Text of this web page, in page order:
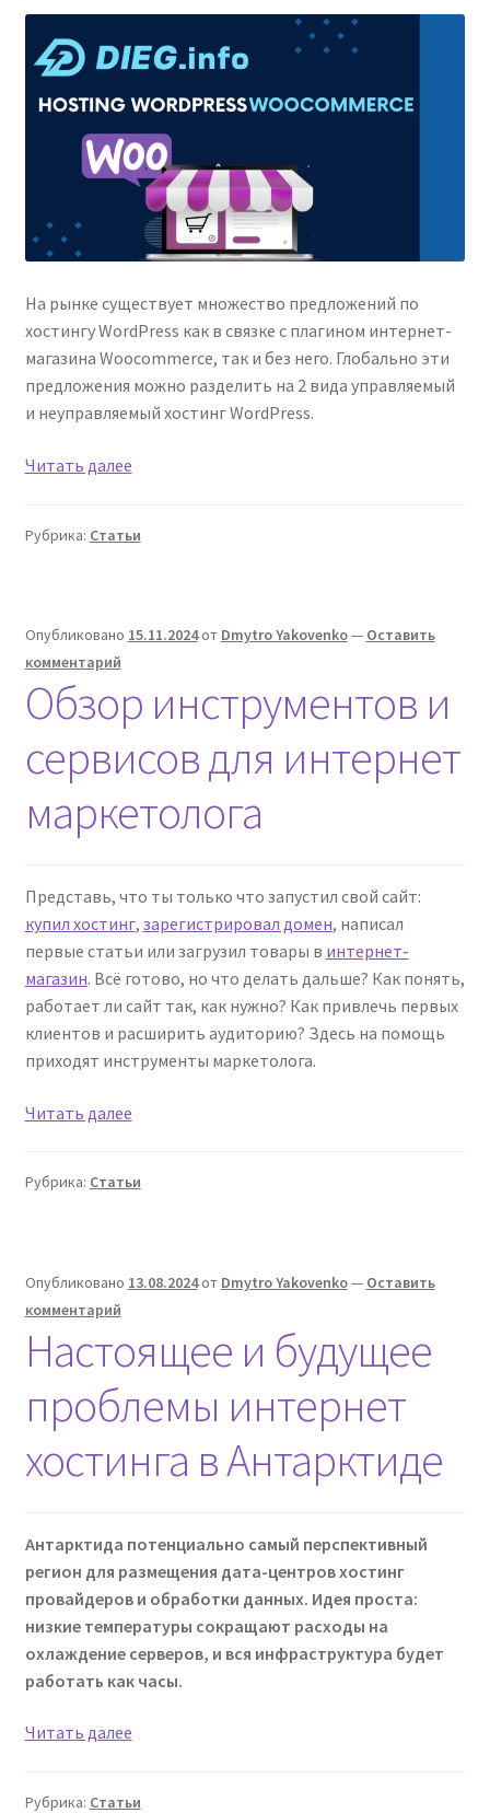
На рынке существует множество предложений по
хостингу WordPress как в связке с плагином интернет-
магазина Woocommerce, так и без него. Глобально эти
предложения можно разделить на 2 вида управляемый
и неуправляемый хостинг WordPress.
Читать далееХостинг
Рубрика: Статьи
Опубликовано 15.11.2024от Dmytro Yakovenko— Оставить
комментарий
Обзор инструментов и
сервисов для интернет
маркетолога
Представь, что ты только что запустил свой сайт:
купил хостинг, зарегистрировал домен, написал
первые статьи или загрузил товары в интернет-
магазин. Всё готово, но что делать дальше? Как понять,
работает ли сайт так, как нужно? Как привлечь первых
клиентов и расширить аудиторию? Здесь на помощь
приходят инструменты маркетолога.
Читать далееОбзор
сервисов
маркетолога
Рубрика: Статьи
Опубликовано 13.08.2024от Dmytro Yakovenko— Оставить
комментарий
Настоящее и будущее
проблемы интернет
хостинга в Антарктиде
Антарктида потенциально самый перспективный
регион для размещения дата-центров хостинг
провайдеров и обработки данных. Идея проста:
низкие температуры сокращают расходы на
охлаждение серверов, и вся инфраструктура будет
работать как часы.
Читать далееНастоящее
Рубрика: Статьи